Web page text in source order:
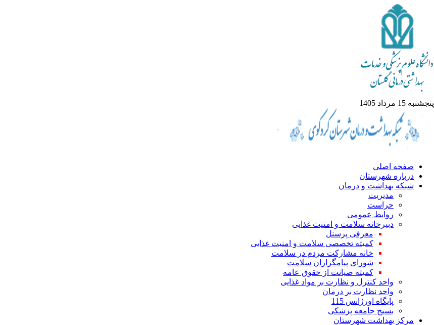
پنجشنبه 15 مرداد 1405
صفحه اصلی
درباره شهرستان
شبکه بهداشت و درمان
مدیریت
حراست
روابط عمومی
دبیرخانه سلامت و امنیت غذایی
معرفی پرسنل
کمیته تخصصی سلامت و امنیت غذایی
خانه مشارکت مردم در سلامت
شورای پیامگزاران سلامت
کمیته صیانت از حقوق عامه
واحد کنترل و نظارت بر مواد غذایی
واحد نظارت بر درمان
پایگاه اورژانس 115
بسیج جامعه پزشکی
مرکز بهداشت شهرستان